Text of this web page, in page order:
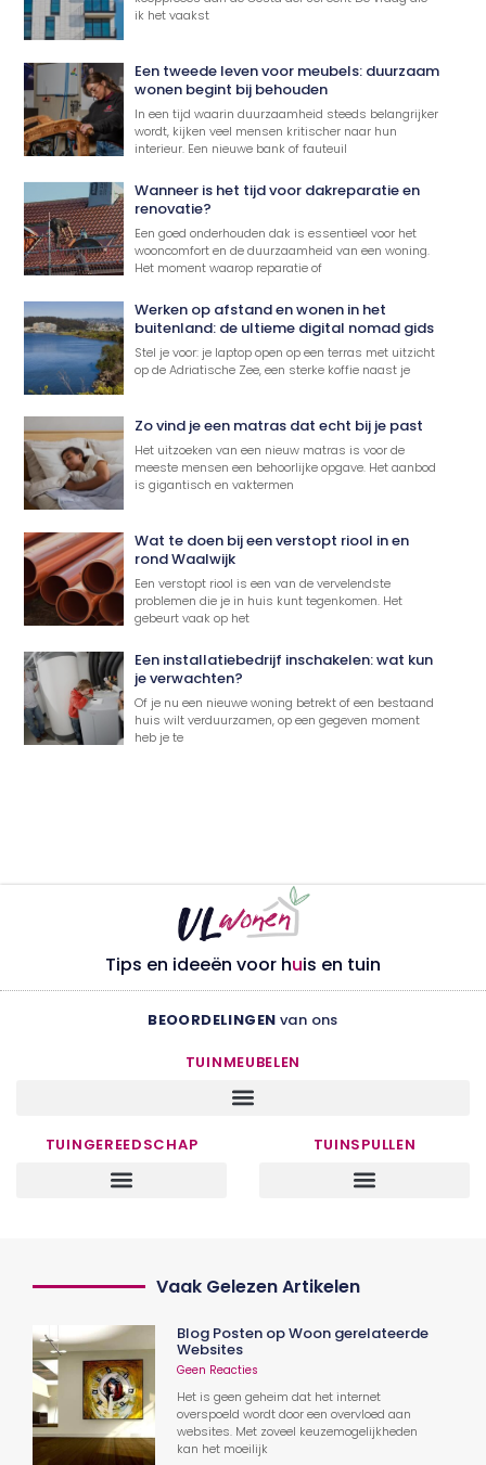
ik het vaakst
Een tweede leven voor meubels: duurzaam
wonen begint bij behouden
In een tijd waarin duurzaamheid steeds belangrijker
wordt, kijken veel mensen kritischer naar hun
interieur. Een nieuwe bank of fauteuil
Wanneer is het tijd voor dakreparatie en
renovatie?
Een goed onderhouden dak is essentieel voor het
wooncomfort en de duurzaamheid van een woning.
Het moment waarop reparatie of
Werken op afstand en wonen in het
buitenland: de ultieme digital nomad gids
Stel je voor: je laptop open op een terras met uitzicht
op de Adriatische Zee, een sterke koffie naast je
Zo vind je een matras dat echt bij je past
Het uitzoeken van een nieuw matras is voor de
meeste mensen een behoorlijke opgave. Het aanbod
is gigantisch en vaktermen
Wat te doen bij een verstopt riool in en
rond Waalwijk
Een verstopt riool is een van de vervelendste
problemen die je in huis kunt tegenkomen. Het
gebeurt vaak op het
Een installatiebedrijf inschakelen: wat kun
je verwachten?
Of je nu een nieuwe woning betrekt of een bestaand
huis wilt verduurzamen, op een gegeven moment
heb je te
Tips en ideeën voor huis en tuin
BEOORDELINGEN van ons
TUINMEUBELEN
TUINGEREEDSCHAP TUINSPULLEN
Vaak Gelezen Artikelen
Blog Posten op Woon gerelateerde
Websites
Geen Reacties
Het is geen geheim dat het internet
overspoeld wordt door een overvloed aan
websites. Met zoveel keuzemogelijkheden
kan het moeilijk